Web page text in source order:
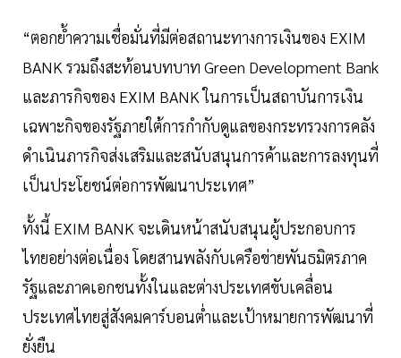
“ตอกย้ำความเชื่อมั่นที่มีต่อสถานะทางการเงินของ EXIM
BANK รวมถึงสะท้อนบทบาท Green Development Bank
และภารกิจของ EXIM BANK ในการเป็นสถาบันการเงิน
เฉพาะกิจของรัฐภายใต้การกำกับดูแลของกระทรวงการคลัง
ดำเนินภารกิจส่งเสริมและสนับสนุนการค้าและการลงทุนที่
เป็นประโยชน์ต่อการพัฒนาประเทศ”
ทั้งนี้ EXIM BANK จะเดินหน้าสนับสนุนผู้ประกอบการ
ไทยอย่างต่อเนื่อง โดยสานพลังกับเครือข่ายพันธมิตรภาค
รัฐและภาคเอกชนทั้งในและต่างประเทศขับเคลื่อน
ประเทศไทยสู่สังคมคาร์บอนต่ำและเป้าหมายการพัฒนาที่
ยั่งยืน